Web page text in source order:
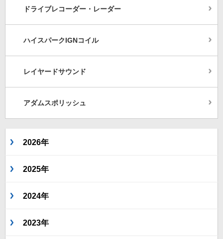
ドライブレコーダー・レーダー
ハイスパークIGNコイル
レイヤードサウンド
アダムスポリッシュ
2026年
2025年
2024年
2023年